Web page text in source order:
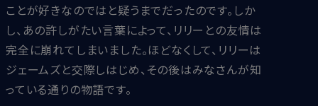
ことが好きなのではと疑うまでだったのです。しか
し、あの許しがたい言葉によって、リリーとの友情は
完全に崩れてしまいました。ほどなくして、リリーは
ジェームズと交際しはじめ、その後はみなさんが知
っている通りの物語です。